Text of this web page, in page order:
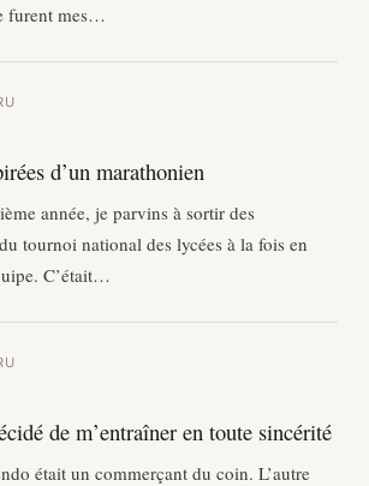
furent mes…
d’un marathonien
année, je parvins à sortir des
tournoi national des lycées à la fois en
C’était…
de m’entraîner en toute sincérité
était un commerçant du coin. L’autre